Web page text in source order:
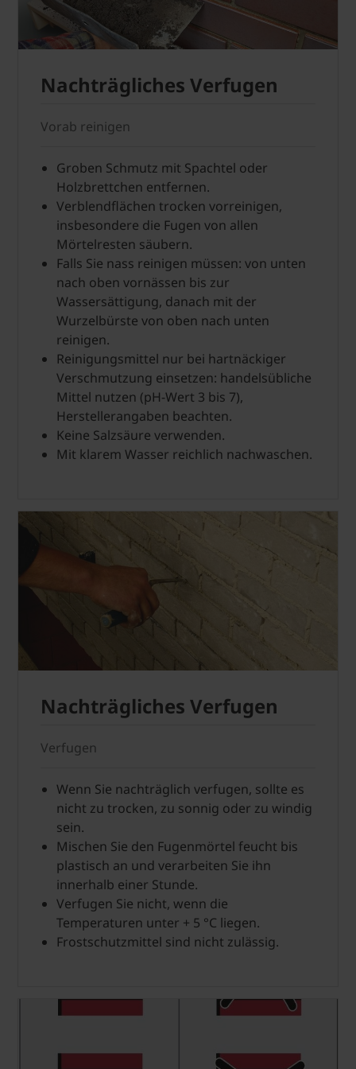
Nachträgliches Verfugen
Vorab reinigen
Groben Schmutz mit Spachtel oder
Holzbrettchen entfernen.
Verblendflächen trocken vorreinigen,
insbesondere die Fugen von allen
Mörtelresten säubern.
Falls Sie nass reinigen müssen: von unten
nach oben vornässen bis zur
Wassersättigung, danach mit der
Wurzelbürste von oben nach unten
reinigen.
Reinigungsmittel nur bei hartnäckiger
Verschmutzung einsetzen: handelsübliche
Mittel nutzen (pH-Wert 3 bis 7),
Herstellerangaben beachten.
Keine Salzsäure verwenden.
Mit klarem Wasser reichlich nachwaschen.
Nachträgliches Verfugen
Verfugen
Wenn Sie nachträglich verfugen, sollte es
nicht zu trocken, zu sonnig oder zu windig
sein.
Mischen Sie den Fugenmörtel feucht bis
plastisch an und verarbeiten Sie ihn
innerhalb einer Stunde.
Verfugen Sie nicht, wenn die
Temperaturen unter + 5 °C liegen.
Frostschutzmittel sind nicht zulässig.